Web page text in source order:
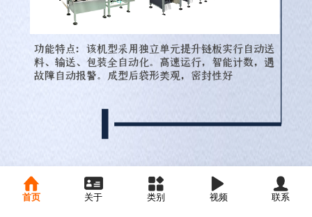
首页 关于 类别 视频 联系